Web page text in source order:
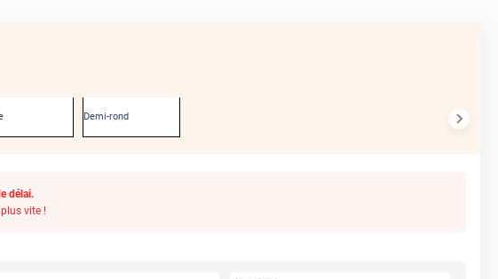
Demi-rond
délai.
vite !